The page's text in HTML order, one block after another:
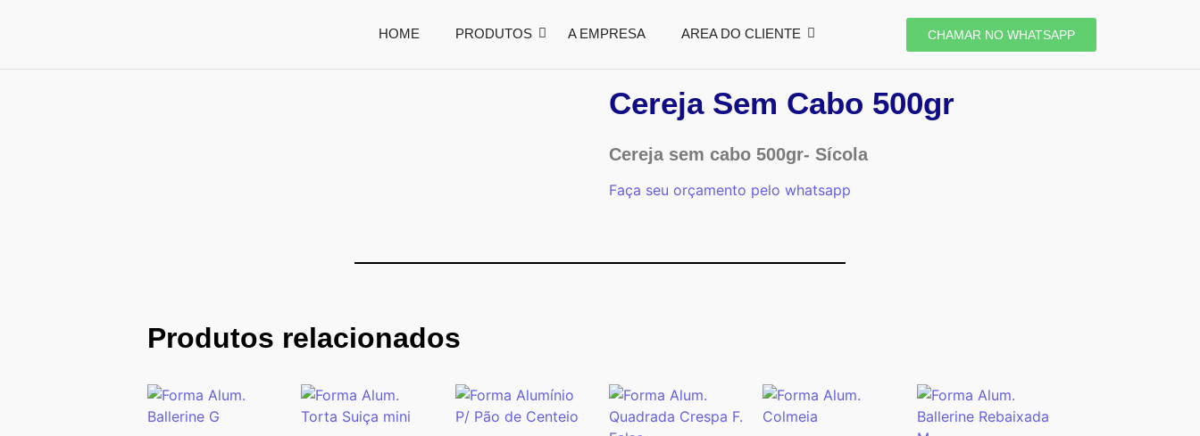
HOME PRODUTOS A EMPRESA AREA DO CLIENTE CHAMAR NO WHATSAPP
Cereja Sem Cabo 500gr
Cereja sem cabo 500gr- Sícola
Faça seu orçamento pelo whatsapp
Produtos relacionados